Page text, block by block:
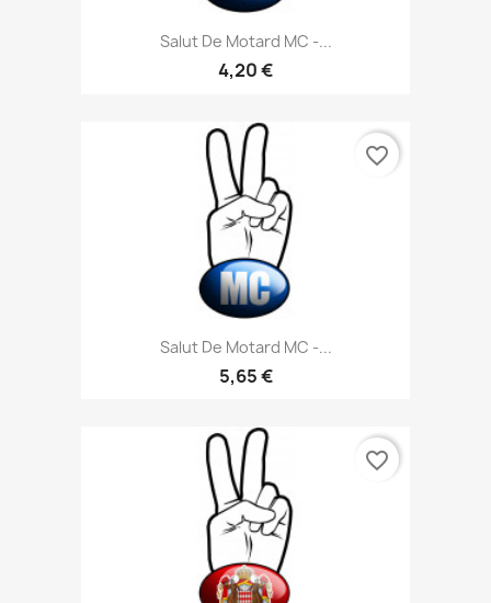
Salut De Motard MC -...
4,20 €
Salut De Motard MC -...
5,65 €
favorite_border
favorite_border